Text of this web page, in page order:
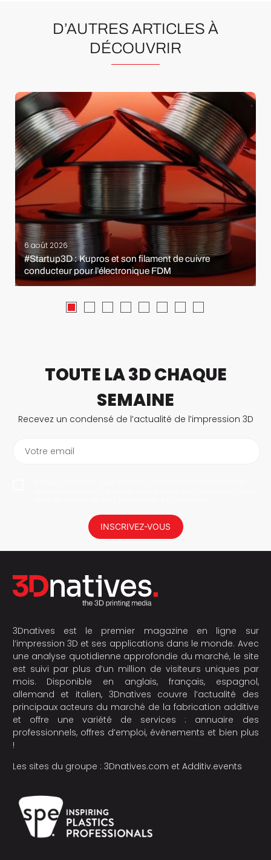
D’AUTRES ARTICLES À
DÉCOUVRIR
6 août 2026
#Startup3D : Kupros et son filament de cuivre
conducteur pour l’électronique FDM
TOUTE LA 3D CHAQUE
SEMAINE
Recevez un condensé de l’actualité de l’impression 3D
Votre email
INSCRIVEZ-VOUS
3Dnatives est le premier magazine en ligne sur
l’impression 3D et ses applications dans le monde. Avec
une analyse quotidienne approfondie du marché, le site
est suivi par plus d’un million de visiteurs uniques par
mois. Disponible en anglais, français, espagnol,
allemand et italien, 3Dnatives couvre l’actualité des
principaux acteurs du marché de la fabrication additive
et offre une variété de services : annuaire des
professionnels, offres d’emploi, évènements et bien plus
!
Les sites du groupe : 3Dnatives.com et Additiv.events